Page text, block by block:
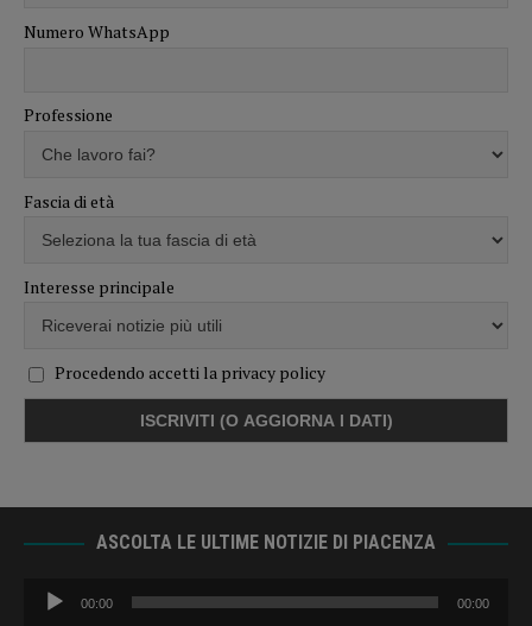
Numero WhatsApp
Professione
Fascia di età
Interesse principale
Procedendo accetti la privacy policy
ASCOLTA LE ULTIME NOTIZIE DI PIACENZA
Audio
Player
00:00 00:00